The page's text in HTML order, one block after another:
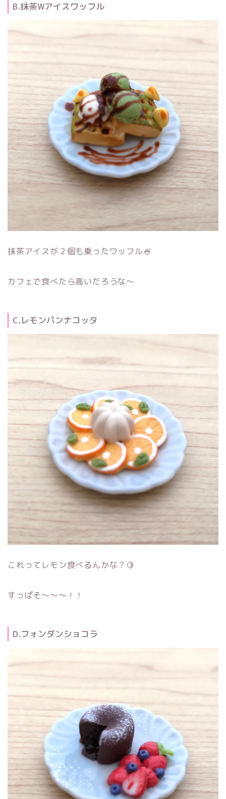
B.抹茶Wアイスワッフル
抹茶アイスが２個も乗ったワッフル🍧
カフェで食べたら高いだろうな～
C.レモンパンナコッタ
これってレモン食べるんかな？🍋
すっぱそ～～～！！
D.フォンダンショコラ